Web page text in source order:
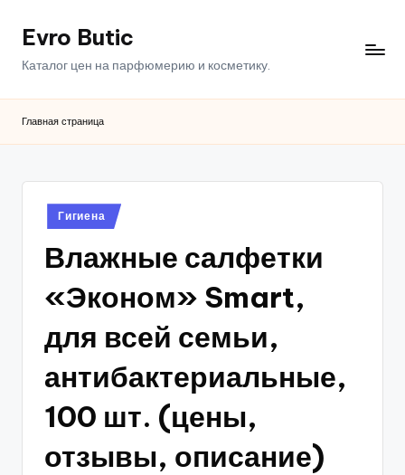
ПерейтиEvro Butic
Каталог цен на парфюмерию и косметику.
Главная страница
Опубликовано
в
Гигиена
Влажные салфетки
«Эконом» Smart,
для всей семьи,
антибактериальные,
100 шт. (цены,
отзывы, описание)